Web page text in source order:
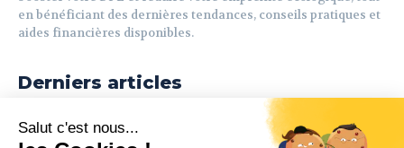
en bénéficiant des dernières tendances, conseils pratiques et
aides financières disponibles.
Derniers articles
La perception des locataires
face aux résultats du DPE